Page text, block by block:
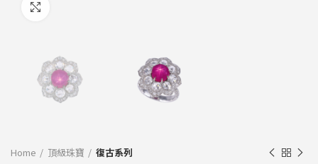
Home 頂級珠寶 復古系列